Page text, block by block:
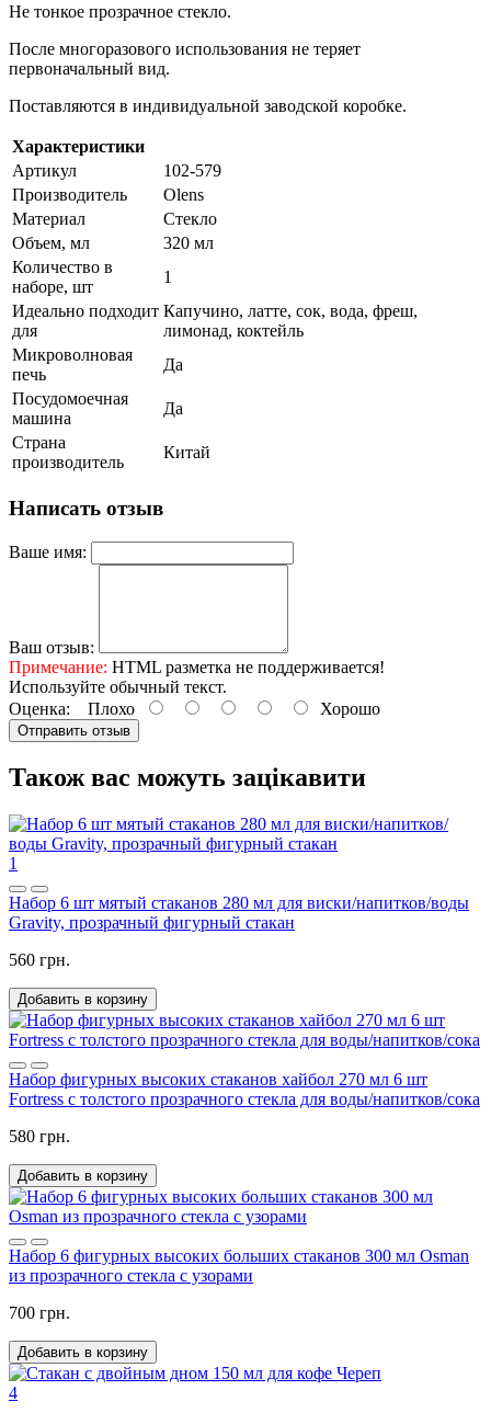
Не тонкое прозрачное стекло.
После многоразового использования не теряет
первоначальный вид.
Поставляются в индивидуальной заводской коробке.
Характеристики
Артикул
102-579
Производитель
Olens
Материал
Стекло
Объем, мл
320 мл
Количество в
наборе, шт
1
Идеально подходит
для
Капучино, латте, сок, вода, фреш,
лимонад, коктейль
Микроволновая
печь
Да
Посудомоечная
машина
Да
Страна
производитель
Китай
Написать отзыв
Ваше имя:
Ваш отзыв:
Примечание: HTML разметка не поддерживается!
Используйте обычный текст.
Оценка: Плохо Хорошо
Отправить отзыв
Також вас можуть зацікавити
1
Набор 6 шт мятый стаканов 280 мл для виски/напитков/воды
Gravity, прозрачный фигурный стакан
560 грн.
Добавить в корзину
Набор фигурных высоких стаканов хайбол 270 мл 6 шт
Fortress с толстого прозрачного стекла для воды/напитков/сока
580 грн.
Добавить в корзину
Набор 6 фигурных высоких больших стаканов 300 мл Osman
из прозрачного стекла с узорами
700 грн.
Добавить в корзину
4